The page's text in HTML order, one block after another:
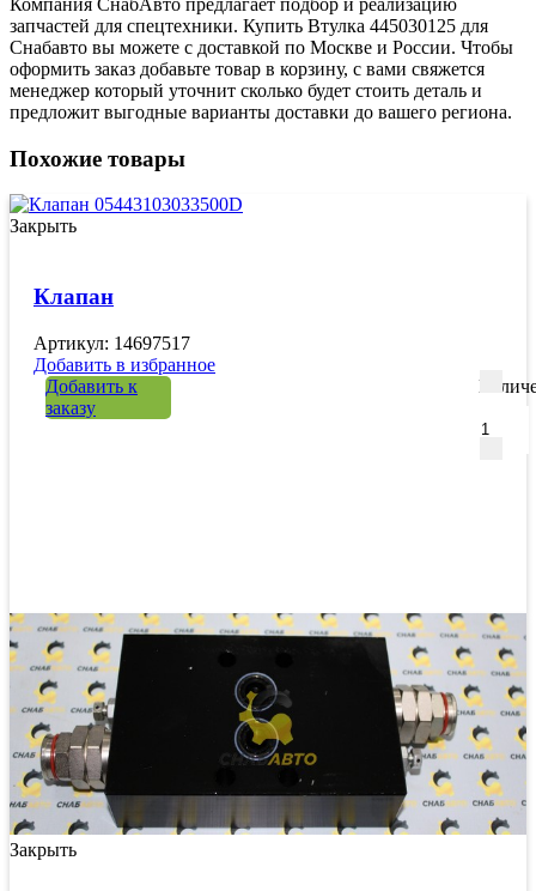
запчастей для спецтехники. Купить Втулка 445030125 для
Снабавто вы можете с доставкой по Москве и России. Чтобы
оформить заказ добавьте товар в корзину, с вами свяжется
менеджер который уточнит сколько будет стоить деталь и
предложит выгодные варианты доставки до вашего региона.
Похожие товары
Закрыть
Клапан
Артикул: 14697517
Добавить в избранное
Добавить к
заказу
Закрыть